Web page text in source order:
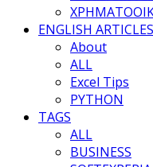
ENGLISH ARTICLES
About
ALL
Excel Tips
PYTHON
TAGS
ALL
BUSINESS